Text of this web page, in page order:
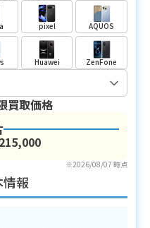
pixel AQUOS
Huawei ZenFone
買取価格
※2026/08/07 時点
報